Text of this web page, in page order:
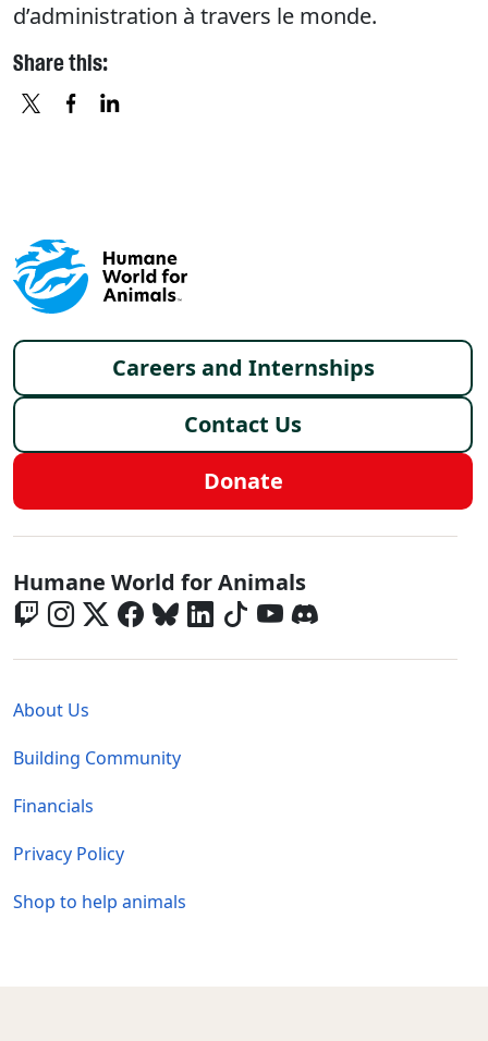
d’administration à travers le monde.
Share this:
Footer menu
Careers and Internships
Contact Us
Donate
Global - Social Menu
Humane World for Animals
About Us
Building Community
Financials
Privacy Policy
Shop to help animals